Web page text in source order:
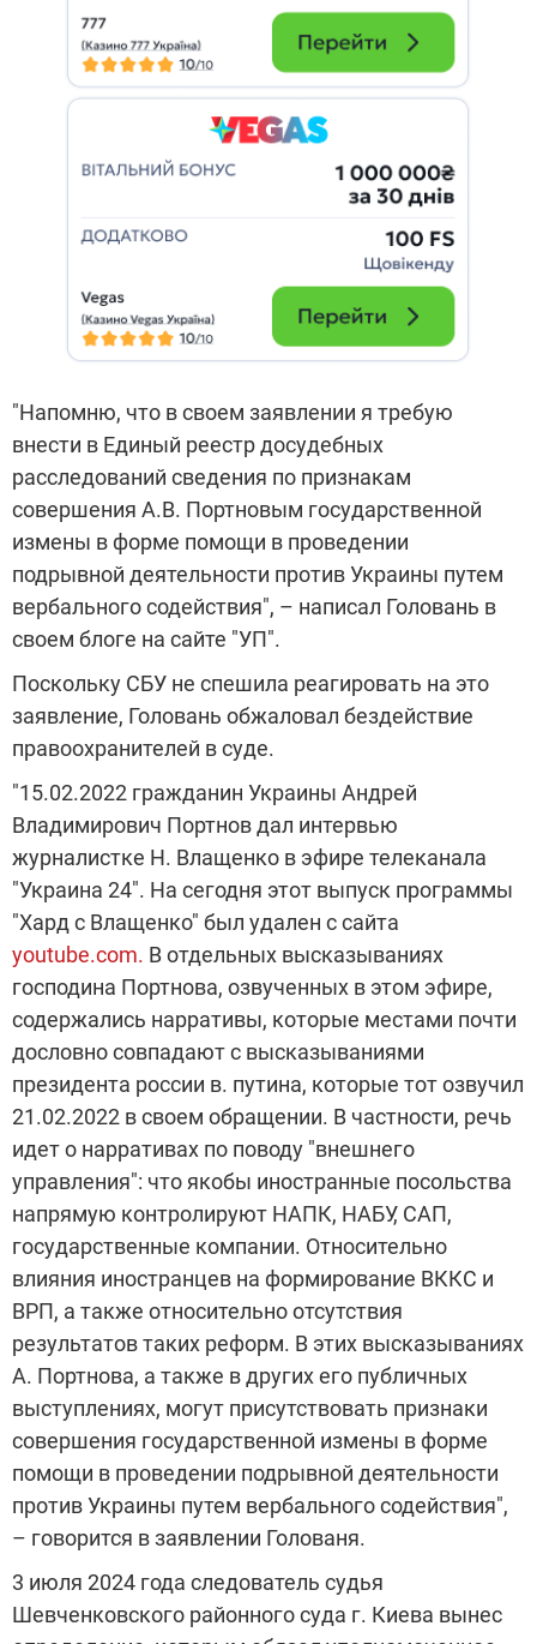
"Напомню, что в своем заявлении я требую
внести в Единый реестр досудебных
расследований сведения по признакам
совершения А.В. Портновым государственной
измены в форме помощи в проведении
подрывной деятельности против Украины путем
вербального содействия", – написал Головань в
своем блоге на сайте "УП".
Поскольку СБУ не спешила реагировать на это
заявление, Головань обжаловал бездействие
правоохранителей в суде.
"15.02.2022 гражданин Украины Андрей
Владимирович Портнов дал интервью
журналистке Н. Влащенко в эфире телеканала
"Украина 24". На сегодня этот выпуск программы
"Хард с Влащенко" был удален с сайта
youtube.com. В отдельных высказываниях
господина Портнова, озвученных в этом эфире,
содержались нарративы, которые местами почти
дословно совпадают с высказываниями
президента россии в. путина, которые тот озвучил
21.02.2022 в своем обращении. В частности, речь
идет о нарративах по поводу "внешнего
управления": что якобы иностранные посольства
напрямую контролируют НАПК, НАБУ, САП,
государственные компании. Относительно
влияния иностранцев на формирование ВККС и
ВРП, а также относительно отсутствия
результатов таких реформ. В этих высказываниях
А. Портнова, а также в других его публичных
выступлениях, могут присутствовать признаки
совершения государственной измены в форме
помощи в проведении подрывной деятельности
против Украины путем вербального содействия",
– говорится в заявлении Голованя.
3 июля 2024 года следователь судья
Шевченковского районного суда г. Киева вынес